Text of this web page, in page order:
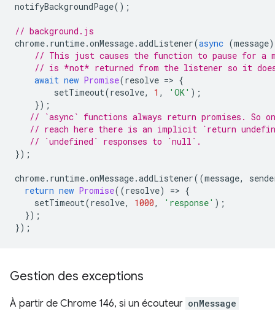
notifyBackgroundPage();
// background.js
chrome. runtime.onMessage.addListener(async (message)
// This just causes the function to pause for a
// is *not* returned from the listener so it
await new Promise(resolve => {
setTimeout(resolve, 1 , 'OK' );
});
// `async` functions always return promises. So
// reach here there is an implicit `return
// `undefined` responses to `null`.
});
chrome. runtime.onMessage.addListener((message,
return new Promise((resolve) => {
setTimeout(resolve, 1000, 'response' );
});
});
Gestion des exceptions
À partir de Chrome 146, si un écouteur onMessage